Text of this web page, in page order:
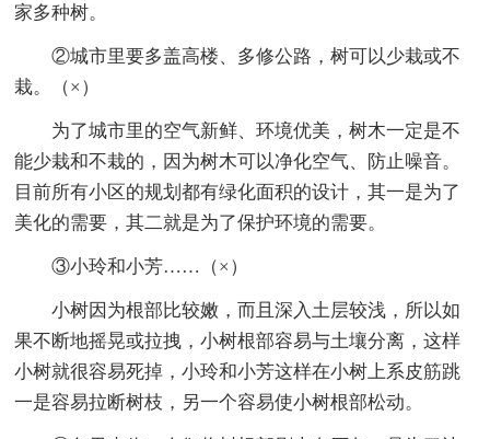
家多种树。
②城市里要多盖高楼、多修公路，树可以少栽或不
栽。（×）
为了城市里的空气新鲜、环境优美，树木一定是不
能少栽和不栽的，因为树木可以净化空气、防止噪音。
目前所有小区的规划都有绿化面积的设计，其一是为了
美化的需要，其二就是为了保护环境的需要。
③小玲和小芳……（×）
小树因为根部比较嫩，而且深入土层较浅，所以如
果不断地摇晃或拉拽，小树根部容易与土壤分离，这样
小树就很容易死掉，小玲和小芳这样在小树上系皮筋跳
一是容易拉断树枝，另一个容易使小树根部松动。